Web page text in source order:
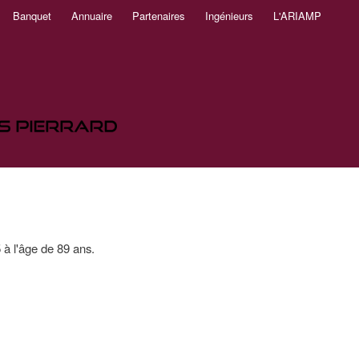
Banquet Annuaire Partenaires Ingénieurs L'ARIAMP
l'âge de 89 ans.